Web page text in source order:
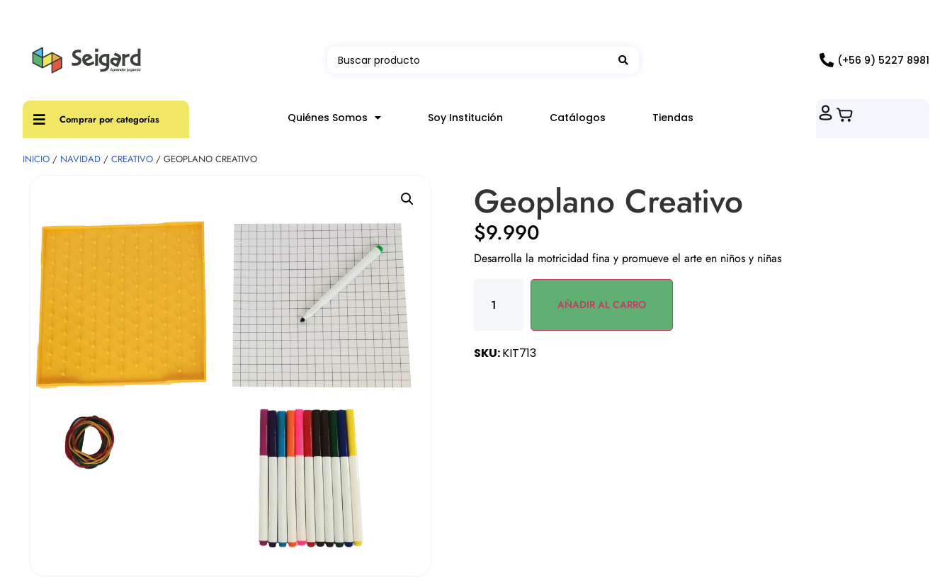
(+56 9) 5227 8981
Comprar por categorías Quiénes Somos Soy Institución Catálogos Tiendas
INICIO / NAVIDAD / CREATIVO / GEOPLANO CREATIVO
Geoplano Creativo
$9.990
Desarrolla la motricidad fina y promueve el arte en niños y niñas
AÑADIR AL CARRO
SKU:KIT713